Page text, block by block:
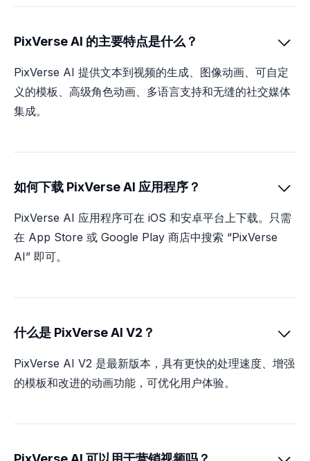
PixVerse AI 的主要特点是什么？ 
PixVerse AI 提供文本到视频的生成、图像动画、可自定
义的模板、高级角色动画、多语言支持和无缝的社交媒体
集成。
如何下载 PixVerse AI 应用程序？ 
PixVerse AI 应用程序可在 iOS 和安卓平台上下载。只需
在 App Store 或 Google Play 商店中搜索 “PixVerse
AI” 即可。
什么是 PixVerse AI V2？ 
PixVerse AI V2 是最新版本，具有更快的处理速度、增强
的模板和改进的动画功能，可优化用户体验。